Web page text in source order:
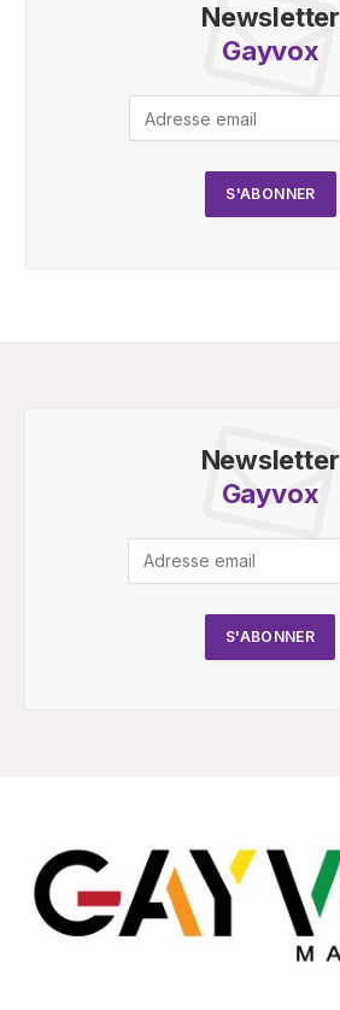
Newsletter
Gayvox
Newsletter
Gayvox